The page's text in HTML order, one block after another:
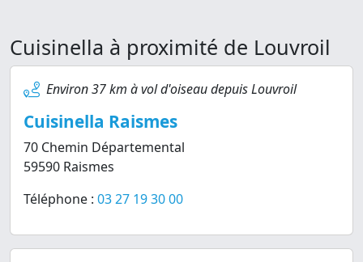
Cuisinella à proximité de Louvroil
Environ 37 km à vol d'oiseau depuis Louvroil
Cuisinella Raismes
70 Chemin Départemental
59590 Raismes
Téléphone : 03 27 19 30 00